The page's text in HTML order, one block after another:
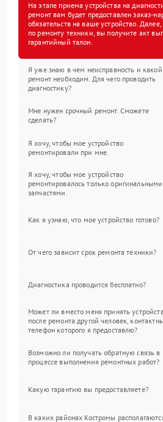
На этапе приема устройства на
ремонт вам будет предоставлен заказ-
обязательств на ваше устройство.
по ремонту техники, вы получите акт
гарантийный талон.
Я уже знаю в чем неисправность и какой
ремонт необходим. Для чего проводить
диагностику?
Мне нужен срочный ремонт. Сможете
сделать?
Я хочу, чтобы мое устройство
ремонтировали при мне.
Я хочу, чтобы мое устройство
ремонтировалось только оригинальными
запчастями.
Как я узнаю, что мое устройство готово?
От чего зависит срок ремонта техники?
Диагностика проводится бесплатно?
Может ли вместо меня принять
после ремонта другой человек,
телефон которого я предоставлю?
Возможно ли получать обратную связь в
процессе выполнения ремонтных работ?
Какую гарантию вы предоставляете?
В каких районах Костромы